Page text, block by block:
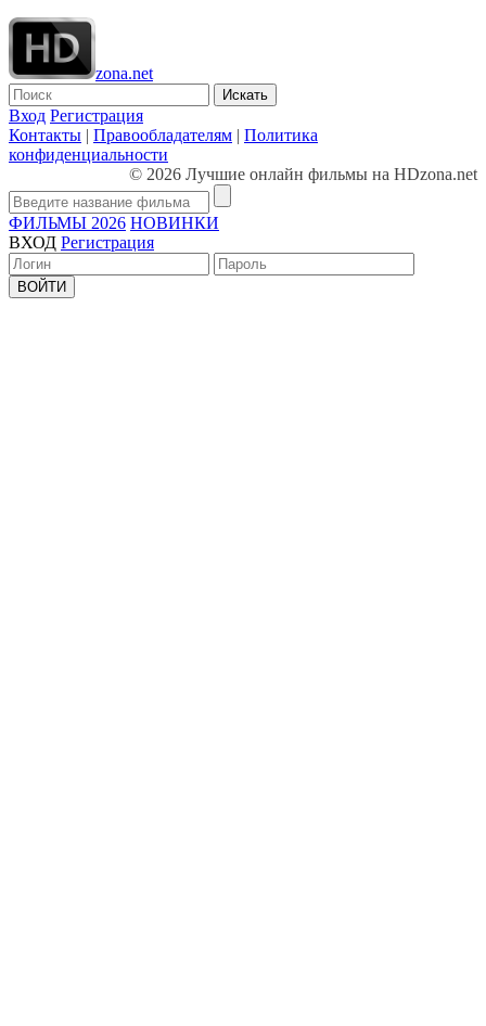
zona.net
Искать
Вход Регистрация
Контакты | Правообладателям | Политика
конфиденциальности
© 2026 Лучшие онлайн фильмы на HDzona.net
ФИЛЬМЫ 2026 НОВИНКИ
ВХОД Регистрация